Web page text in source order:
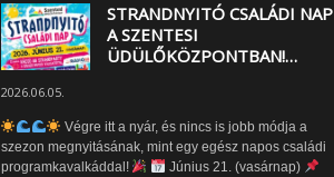
STRANDNYITÓ CSALÁDI NAP
A SZENTESI
ÜDÜLŐKÖZPONTBAN!…
2026.06.05.
Végre itt a nyár, és nincs is jobb módja a
szezon megnyitásának, mint egy egész napos családi
programkavalkáddal!
Június 21. (vasárnap)